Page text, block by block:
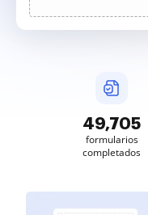
49,705
formularios
completados